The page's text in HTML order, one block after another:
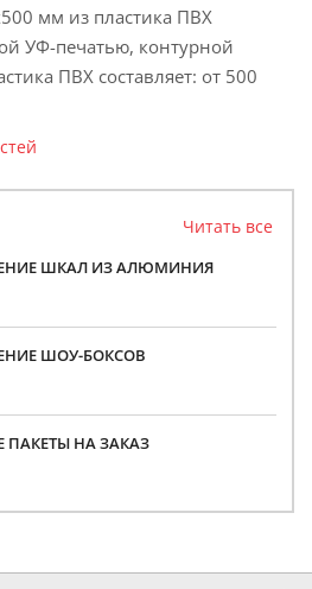
мм из пластика ПВХ
УФ-печатью, контурной
ПВХ составляет: от 500
Читать все
ШКАЛ ИЗ АЛЮМИНИЯ
ШОУ-БОКСОВ
НА ЗАКАЗ